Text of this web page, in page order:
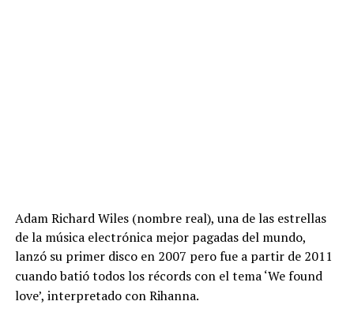
Adam Richard Wiles (nombre real), una de las estrellas
de la música electrónica mejor pagadas del mundo,
lanzó su primer disco en 2007 pero fue a partir de 2011
cuando batió todos los récords con el tema ‘We found
love’, interpretado con Rihanna.